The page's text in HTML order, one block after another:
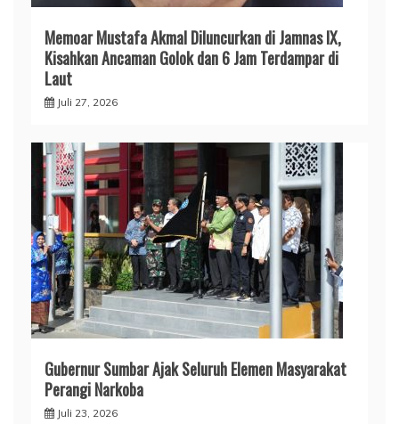
Memoar Mustafa Akmal Diluncurkan di Jamnas IX,
Kisahkan Ancaman Golok dan 6 Jam Terdampar di
Laut
Juli 27, 2026
Gubernur Sumbar Ajak Seluruh Elemen Masyarakat
Perangi Narkoba
Juli 23, 2026